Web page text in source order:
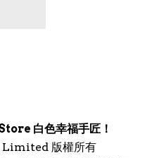
白色幸福手匠！
版權所有